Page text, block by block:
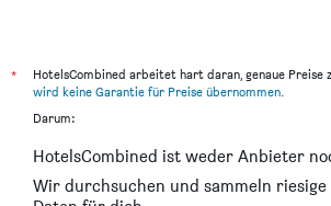
*
HotelsCombined arbeitet hart daran, genaue Preise
wird keine Garantie für Preise übernommen.
Darum:
HotelsCombined ist weder Anbieter
Wir durchsuchen und sammeln riesige